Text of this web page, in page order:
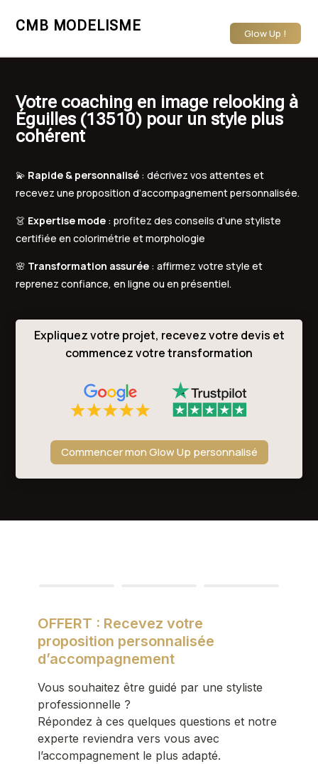
CMB MODELISME Glow Up !
Votre coaching en image relooking à
Éguilles (13510) pour un style plus
cohérent
💫 Rapide & personnalisé : décrivez vos attentes et
recevez une proposition d’accompagnement personnalisée.
👗 Expertise mode : profitez des conseils d’une styliste
certifiée en colorimétrie et morphologie
🌸 Transformation assurée : affirmez votre style et
reprenez confiance, en ligne ou en présentiel.
Expliquez votre projet, recevez votre devis et
commencez votre transformation
Commencer mon Glow Up personnalisé